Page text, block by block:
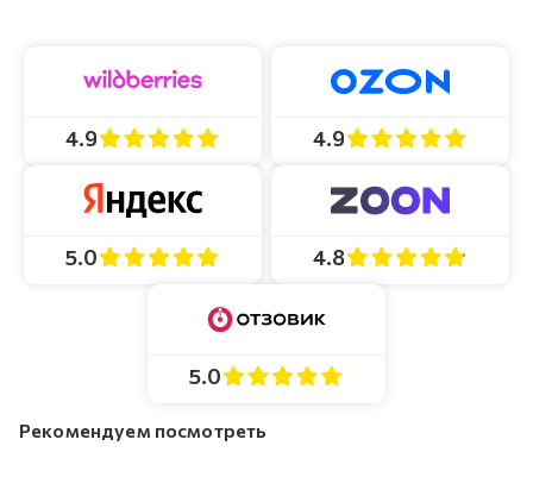
4.9 4.9
5.0 4.8
5.0
Рекомендуем посмотреть